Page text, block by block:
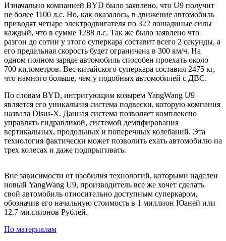
Изначально компанией BYD было заявлено, что U9 получит
не более 1100 л.с. Но, как оказалось, в движение автомобиль
приводят четыре электродвигателя по 322 лошадиные силы
каждый, что в сумме 1288 л.с. Так же было заявлено что
разгон до сотни у этого суперкара составит всего 2 секунды, а
его предельная скорость будет ограничена в 300 км/ч. На
одном полном заряде автомобиль способен проехать около
700 километров. Вес китайского суперкара составил 2475 кг,
что намного больше, чем у подобных автомобилей с ДВС.
По словам BYD, интригующим козырем YangWang U9
является его уникальная система подвески, которую компания
назвала Disus-X. Данная система позволяет комплексно
управлять гидравликой, системой демпфирования
вертикальных, продольных и поперечных колебаний. Эта
технология фактически может позволить ехать автомобилю на
трех колесах и даже подпрыгивать.
Вне зависимости от изобилия технологий, которыми наделен
новый YangWang U9, производитель все же хочет сделать
свой автомобиль относительно доступным суперкаром,
обозначив его начальную стоимость в 1 миллион Юаней или
12.7 миллионов Рублей.
По материалам